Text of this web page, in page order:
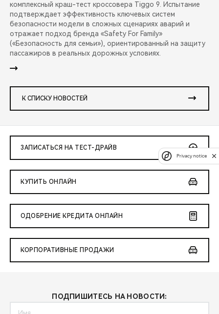
комплексный краш-тест кроссовера Tiggo 9. Испытание
подтверждает эффективность ключевых систем
безопасности модели в сложных сценариях аварий и
отражает подход бренда «Safety For Family»
(«Безопасность для семьи»), ориентированный на защиту
пассажиров в реальных дорожных условиях.
К СПИСКУ НОВОСТЕЙ
ЗАПИСАТЬСЯ НА ТЕСТ-ДРАЙВ
КУПИТЬ ОНЛАЙН
ОДОБРЕНИЕ КРЕДИТА ОНЛАЙН
КОРПОРАТИВНЫЕ ПРОДАЖИ
ПОДПИШИТЕСЬ НА НОВОСТИ:
Privacy notice